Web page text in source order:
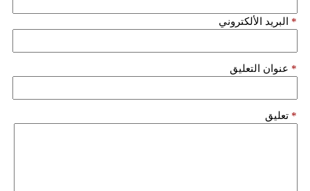
البريد الألكتروني *
عنوان التعليق *
تعليق *